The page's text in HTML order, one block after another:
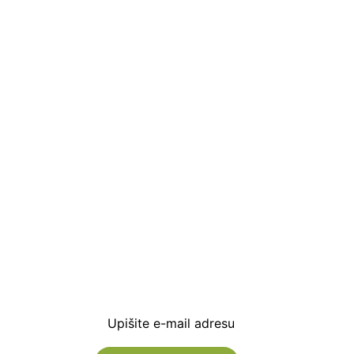
Upišite e-mail adresu